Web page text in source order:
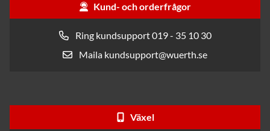
Kund- och orderfrågor
Ring kundsupport 019 - 35 10 30
Maila kundsupport@wuerth.se
Växel